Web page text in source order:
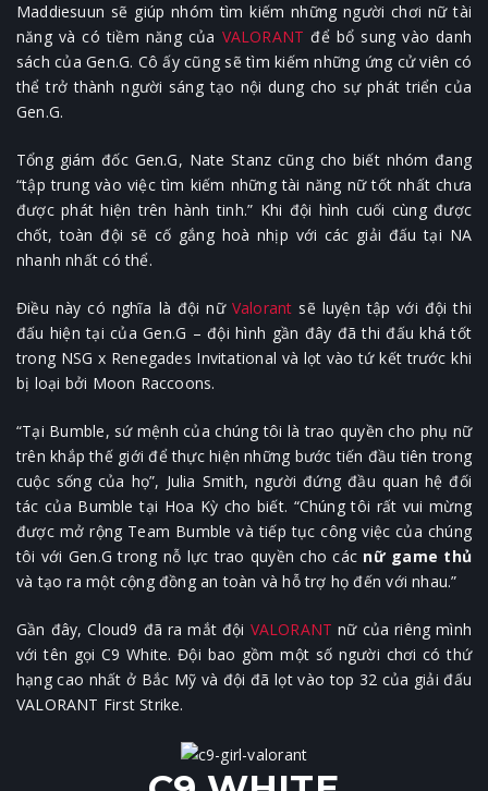
Maddiesuun sẽ giúp nhóm tìm kiếm những người chơi nữ tài
năng và có tiềm năng của VALORANT để bổ sung vào danh
sách của Gen.G. Cô ấy cũng sẽ tìm kiếm những ứng cử viên có
thể trở thành người sáng tạo nội dung cho sự phát triển của
Gen.G.
Tổng giám đốc Gen.G, Nate Stanz cũng cho biết nhóm đang
“tập trung vào việc tìm kiếm những tài năng nữ tốt nhất chưa
được phát hiện trên hành tinh.” Khi đội hình cuối cùng được
chốt, toàn đội sẽ cố gắng hoà nhịp với các giải đấu tại NA
nhanh nhất có thể.
Điều này có nghĩa là đội nữ Valorant sẽ luyện tập với đội thi
đấu hiện tại của Gen.G – đội hình gần đây đã thi đấu khá tốt
trong NSG x Renegades Invitational và lọt vào tứ kết trước khi
bị loại bởi Moon Raccoons.
“Tại Bumble, sứ mệnh của chúng tôi là trao quyền cho phụ nữ
trên khắp thế giới để thực hiện những bước tiến đầu tiên trong
cuộc sống của họ”, Julia Smith, người đứng đầu quan hệ đối
tác của Bumble tại Hoa Kỳ cho biết. “Chúng tôi rất vui mừng
được mở rộng Team Bumble và tiếp tục công việc của chúng
tôi với Gen.G trong nỗ lực trao quyền cho các nữ game thủ
và tạo ra một cộng đồng an toàn và hỗ trợ họ đến với nhau.”
Gần đây, Cloud9 đã ra mắt đội VALORANT nữ của riêng mình
với tên gọi C9 White. Đội bao gồm một số người chơi có thứ
hạng cao nhất ở Bắc Mỹ và đội đã lọt vào top 32 của giải đấu
VALORANT First Strike.